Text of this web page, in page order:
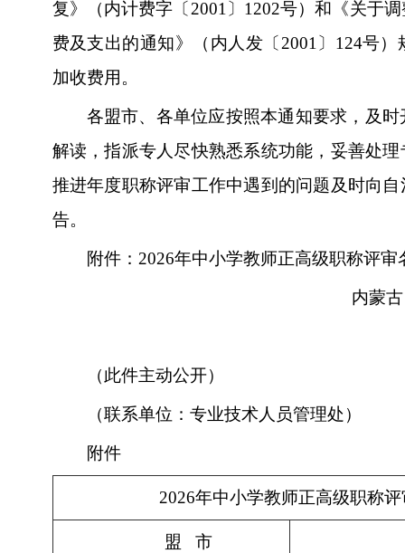
复》（内计费字〔2001〕1202号）和《关于
费及支出的通知》（内人发〔2001〕124号
加收费用。
各盟市、各单位应按照本通知要求，及
解读，指派专人尽快熟悉系统功能，妥善处
推进年度职称评审工作中遇到的问题及时向
告。
附件：2026年中小学教师正高级职称评审
内蒙
（此件主动公开）
（联系单位：专业技术人员管理处）
附件
2026年中小学教师正高级职称
盟 市